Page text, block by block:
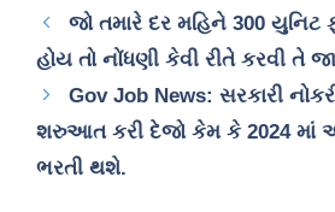
જો તમારે દર મહિને 300 યુનિટ
હોય તો નોંધણી કેવી રીતે કરવી તે
Gov Job News: સરકારી
શરુઆત કરી દેજો કેમ કે 2024
ભરતી થશે.